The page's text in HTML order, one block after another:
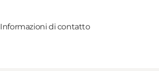
Informazioni di contatto